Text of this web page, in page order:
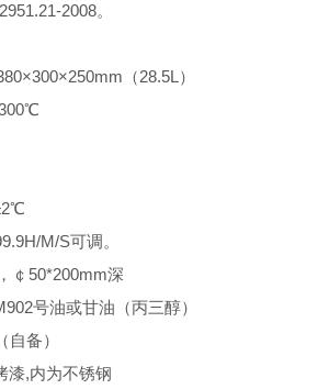
2008。
（28.5L）
℃
2℃
M/S可调。
￠50*200mm深
号油或甘油（丙三醇）
备）
漆,内为不锈钢